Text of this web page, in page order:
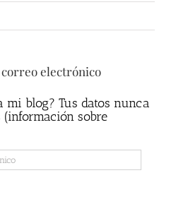
electrónico
mi blog? Tus datos nunca
sobre